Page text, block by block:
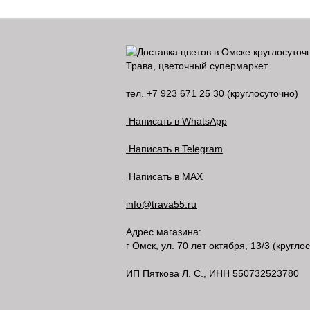
Трава, цветочный супермаркет
тел. +7 923 671 25 30 (круглосуточно)
Написать в WhatsApp
Написать в Telegram
Написать в MAX
info@trava55.ru
Адрес магазина:
г Омск ул. 70 лет октября, 13/3
ИП Пяткова Л. С., ИНН 550732523780